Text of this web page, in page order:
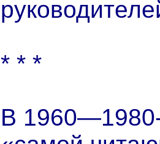
* * *
В 1960—1980-